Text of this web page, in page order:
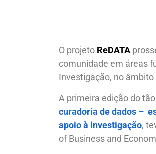
O projeto ReDATA
comunidade em áreas
Investigação, no âmbito
A primeira edição do
curadoria de dados –
apoio à investigação,
of Business and